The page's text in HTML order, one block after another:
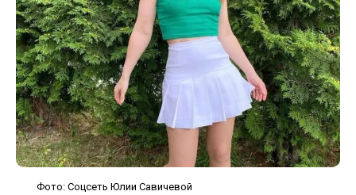
Фото: Соцсеть Юлии Савичевой